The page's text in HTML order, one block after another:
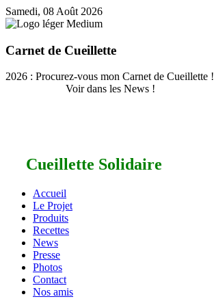
Samedi, 08 Août 2026
Carnet de Cueillette
2026 : Procurez-vous mon Carnet de Cueillette !
Voir dans les News !
Cueillette Solidaire
Accueil
Le Projet
Produits
Recettes
News
Presse
Photos
Contact
Nos amis